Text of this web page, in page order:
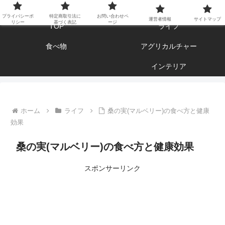
エンジョイ ブログライフ
TOP ライフ
食べ物 アグリカルチャー
インテリア
ホーム ライフ
桑の実(マルベリー)の食べ方と健康
効果
桑の実(マルベリー)の食べ方と健康効果
スポンサーリンク
プライバシーポ
リシー
特定商取引法に
基づく表記
お問い合わせペ
ージ
運営者情報 サイトマップ